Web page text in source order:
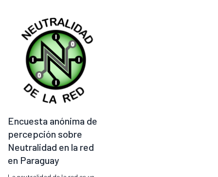
Encuesta anónima de
percepción sobre
Neutralidad en la red
en Paraguay